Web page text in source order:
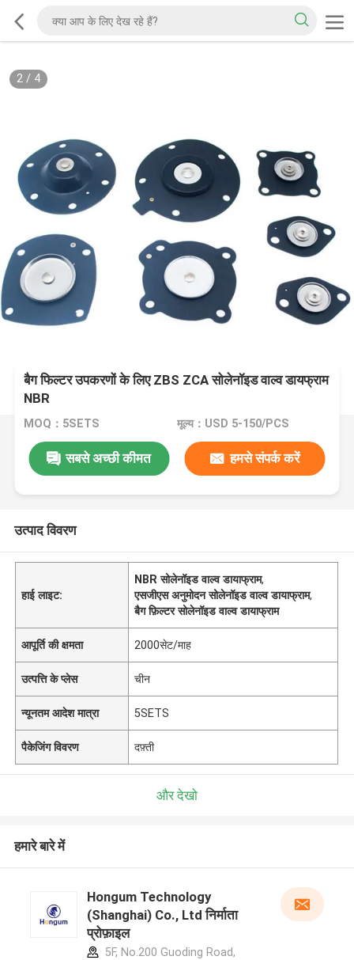
2/ 4
बैग फिल्टर उपकरणों के लिए ZBS ZCA सोलेनॉइड वाल्व डायफ्राम
NBR
MOQ：5SETS मूल्य：USD 5-150/PCS
सबसे अच्छी कीमत हमसे संपर्क करें
उत्पाद विवरण
हाई लाइट:
NBR सोलेनॉइड वाल्व डायाफ्राम,
एसजीएस अनुमोदन सोलेनॉइड वाल्व डायाफ्राम,
बैग फ़िल्टर सोलेनॉइड वाल्व डायाफ्राम
आपूर्ति की क्षमता 2000सेट/माह
उत्पत्ति के प्लेस चीन
न्यूनतम आदेश मात्रा 5SETS
पैकेजिंग विवरण दफ़्ती
और देखो
हमारे बारे में
Hongum Technology
(Shanghai) Co., Ltd निर्माता
प्रोफ़ाइल
5F, No.200 Guoding Road,